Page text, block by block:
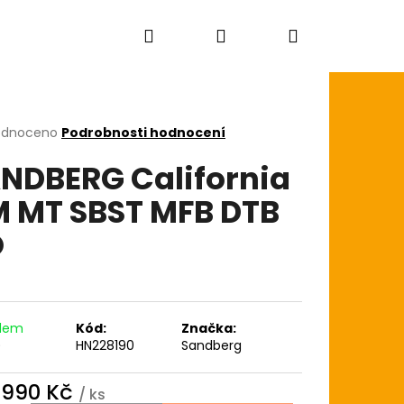
Hledat PřihlášeníNákupní
Podrobnosti hodnocení
California
MT SBST MFB DTB
Kód:
HN228190
Značka:
Sandberg
Kč / ks
SKIN+ COATED